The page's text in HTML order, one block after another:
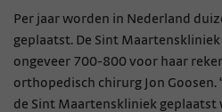
Per jaar worden in Nederland
geplaatst. De Sint
ongeveer 700-800 voor haar
orthopedisch chirurg Jon Goosen.
de Sint Maartenskliniek geplaatst